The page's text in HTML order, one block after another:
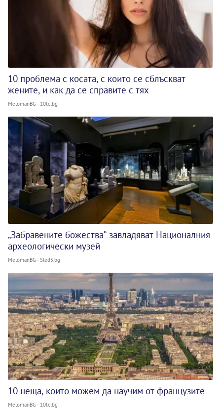
10 проблема с косата, с които се сблъскват
жените, и как да се справите с тях
MelomanBG - 10te.bg
„Забравените божества“ завладяват Националния
археологически музей
MelomanBG - Sled5.bg
10 неща, които можем да научим от французите
MelomanBG - 10te.bg